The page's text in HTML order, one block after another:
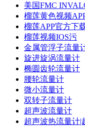
美国FMC
榴莲黄色视频
榴莲APP官方下
榴莲视频IOS污
金属管浮子流量
旋进旋涡流量计
椭圆齿轮流量计
腰轮流量计
微小流量计
双转子流量计
超声波流量计
超声波热流量计|